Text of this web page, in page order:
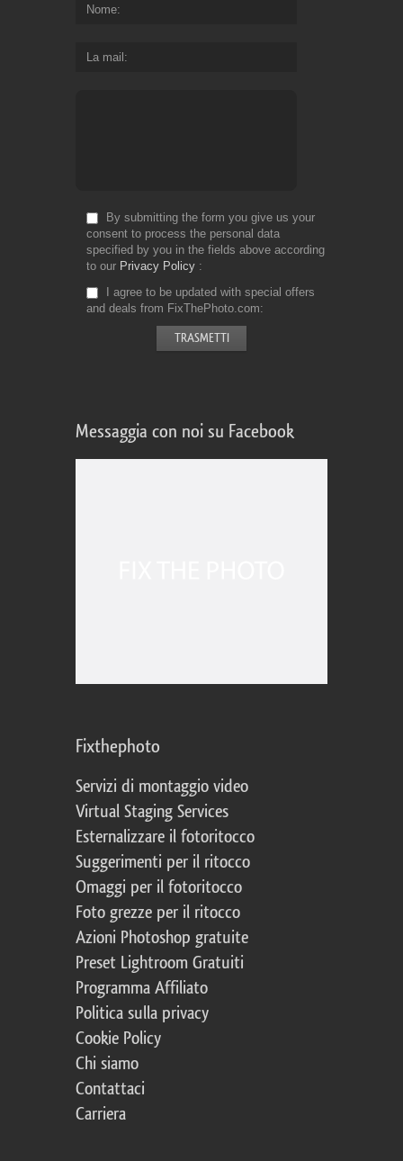
Nome
La mail
By submitting the form you give us your
consent to process the personal data
specified by you in the fields above according
to our Privacy Policy
I agree to be updated with special offers
and deals from FixThePhoto.com
Messaggia con noi su Facebook
Fixthephoto
Servizi di montaggio video
Virtual Staging Services
Esternalizzare il fotoritocco
Suggerimenti per il ritocco
Omaggi per il fotoritocco
Foto grezze per il ritocco
Azioni Photoshop gratuite
Preset Lightroom Gratuiti
Programma Affiliato
Politica sulla privacy
Cookie Policy
Chi siamo
Contattaci
Carriera